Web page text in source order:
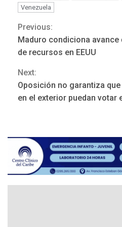
Venezuela
Continue
Reading
Previous:
Maduro condiciona
de recursos en EEUU
Next:
Oposición no garantiza
en el exterior puedan votar
Mariño
gestión
«Juan